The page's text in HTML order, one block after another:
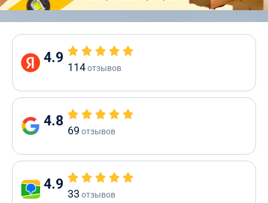
4.9
114отзывов
4.8
69 отзывов
4.9
33 отзывов